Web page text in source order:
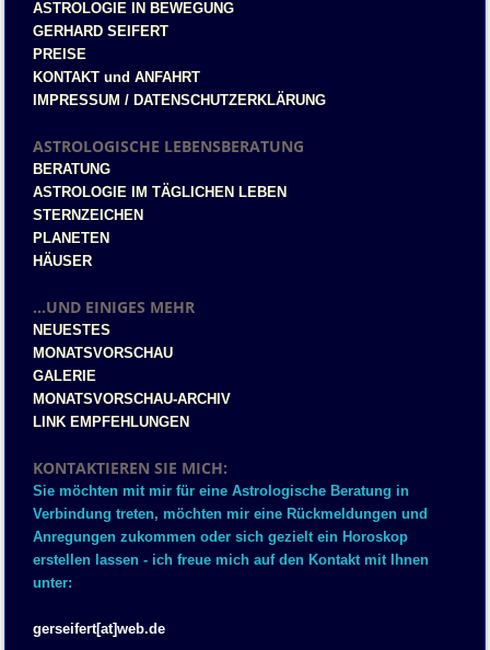
ASTROLOGIE IN BEWEGUNG
GERHARD SEIFERT
PREISE
KONTAKT und ANFAHRT
IMPRESSUM / DATENSCHUTZERKLÄRUNG
ASTROLOGISCHE LEBENSBERATUNG
BERATUNG
ASTROLOGIE IM TÄGLICHEN LEBEN
STERNZEICHEN
PLANETEN
HÄUSER
...UND EINIGES MEHR
NEUESTES
MONATSVORSCHAU
GALERIE
MONATSVORSCHAU-ARCHIV
LINK EMPFEHLUNGEN
KONTAKTIEREN SIE MICH:
Sie möchten mit mir für eine Astrologische Beratung in
Verbindung treten, möchten mir eine Rückmeldungen und
Anregungen zukommen oder sich gezielt ein Horoskop
erstellen lassen - ich freue mich auf den Kontakt mit Ihnen
unter:
gerseifert[at]web.de